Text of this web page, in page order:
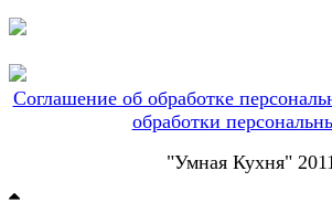
Соглашение об обработке
обработки
"Умная Кухня"